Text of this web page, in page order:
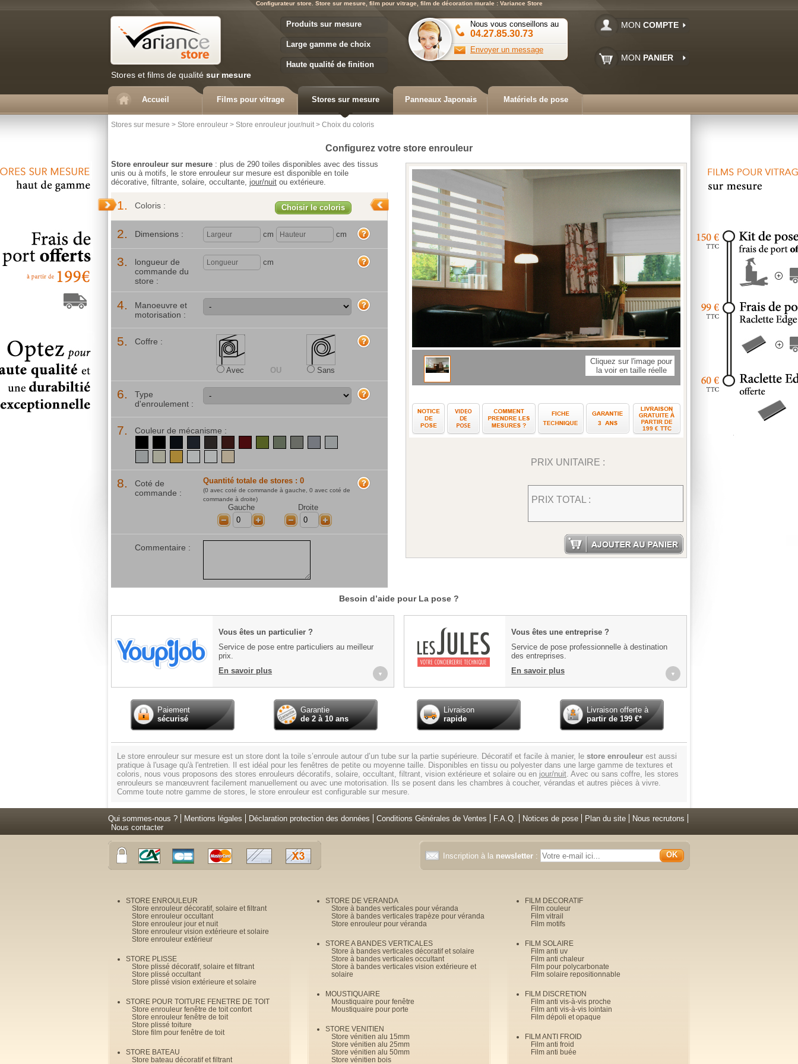
Configurateur store. Store sur mesure, film pour vitrage, film de décoration murale : Variance Store
Stores et films de qualité sur mesure
Produits sur mesure
Large gamme de choix
Haute qualité de finition
Nous vous conseillons au
04.27.85.30.73
Envoyer un message
MON COMPTE
MON PANIER
Accueil Films pour vitrage Stores sur mesure Panneaux Japonais Matériels de pose
Stores sur mesure > Store enrouleur > Store enrouleur jour/nuit > Choix du coloris
Configurez votre store enrouleur
Store enrouleur sur mesure : plus de 290 toiles disponibles avec des tissus
unis ou à motifs, le store enrouleur sur mesure est disponible en toile
décorative, filtrante, solaire, occultante, jour/nuit ou extérieure.
1. Coloris : Choisir le coloris
2. Dimensions : cm cm
3.
longueur de
commande du
store :
cm
4.
Manoeuvre et
motorisation :
5. Coffre :
Avec OU Sans
6.
Type
d'enroulement :
7.
Couleur de mécanisme :
8.
Coté de
commande :
Quantité totale de stores : 0
(0 avec coté de commande à gauche, 0 avec coté de
commande à droite)
Gauche
Droite
Commentaire :
Cliquez sur l'image pour
la voir en taille réelle
Notice de poseVidéo de poseComment prendre les mesures ?
Fiche techniqueGarantie
3
Livraison gratuite à
199 € TTC
PRIX UNITAIRE :
PRIX TOTAL :
Besoin d’aide pour La pose ?
Vous êtes un particulier ?
Service de pose entre particuliers au meilleur
prix.
En savoir plus
▼
Vous êtes une entreprise ?
Service de pose professionnelle à destination
des entreprises.
En savoir plus
▼
Paiement
sécurisé
Garantie
de 2 à 10 ans
Livraison
rapide
Livraison offerte à
partir de199€*
Le store enrouleur sur mesure est un store dont la toile s’enroule autour d’un tube sur la partie supérieure. Décoratif et facile à manier, le store enrouleur est aussi
pratique à l'usage qu'à l'entretien. Il est idéal pour les fenêtres de petite ou moyenne taille. Disponibles en tissu ou polyester dans une large gamme de textures et
coloris, nous vous proposons des stores enrouleurs décoratifs, solaire, occultant, filtrant, vision extérieure et solaire ou en jour/nuit. Avec ou sans coffre, les stores
enrouleurs se manœuvrent facilement manuellement ou avec une motorisation. Ils se posent dans les chambres à coucher, vérandas et autres pièces à vivre.
Comme toute notre gamme de stores, le store enrouleur est configurable sur mesure.
Qui sommes-nous ? Mentions légales Déclaration protection des données Conditions Générales de Ventes F.A.Q. Notices de pose Plan du site
Nous recrutons
Nous contacter
Inscription à la newsletter : OK
STORE ENROULEUR
Store enrouleur décoratif, solaire et filtrant
Store enrouleur occultant
Store enrouleur jour et nuit
Store enrouleur vision extérieure et solaire
Store enrouleur extérieur
STORE PLISSE
Store plissé décoratif, solaire et filtrant
Store plissé occultant
Store plissé vision extérieure et solaire
STORE POUR TOITURE FENETRE DE TOIT
Store enrouleur fenêtre de toit confort
Store enrouleur fenêtre de toit
Store plissé toiture
Store film pour fenêtre de toit
STORE BATEAU
Store bateau décoratif et filtrant
STORE DE VERANDA
Store à bandes verticales pour véranda
Store à bandes verticales trapèze pour véranda
Store enrouleur pour véranda
STORE A BANDES VERTICALES
Store à bandes verticales décoratif et solaire
Store à bandes verticales occultant
Store à bandes verticales vision extérieure et
solaire
MOUSTIQUAIRE
Moustiquaire pour fenêtre
Moustiquaire pour porte
STORE VENITIEN
Store vénitien alu 15mm
Store vénitien alu 25mm
Store vénitien alu 50mm
Store vénitien bois
FILM DECORATIF
Film couleur
Film vitrail
Film motifs
FILM SOLAIRE
Film anti uv
Film anti chaleur
Film pour polycarbonate
Film solaire repositionnable
FILM DISCRETION
Film anti vis-à-vis proche
Film anti vis-à-vis lointain
Film dépoli et opaque
FILM ANTI FROID
Film anti froid
Film anti buée